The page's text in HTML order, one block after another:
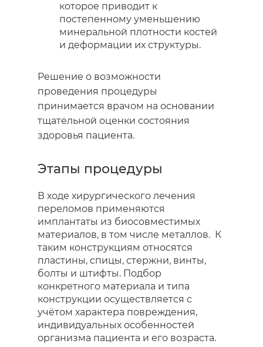
которое приводит к
постепенному уменьшению
минеральной плотности костей
и деформации их структуры.
Решение о возможности
проведения процедуры
принимается врачом на основании
тщательной оценки состояния
здоровья пациента.
Этапы процедуры
В ходе хирургического лечения
переломов применяются
имплантаты из биосовместимых
материалов, в том числе металлов. К
таким конструкциям относятся
пластины, спицы, стержни, винты,
болты и штифты. Подбор
конкретного материала и типа
конструкции осуществляется с
учётом характера повреждения,
индивидуальных особенностей
организма пациента и его возраста.